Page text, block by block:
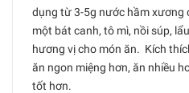
dụng từ 3-5g nước hầm xương
một bát canh, tô mì, nồi súp,
hương vị cho món ăn. Kích
ăn ngon miệng hơn, ăn nhiều
tốt hơn.